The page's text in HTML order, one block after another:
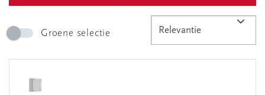
Groene selectie